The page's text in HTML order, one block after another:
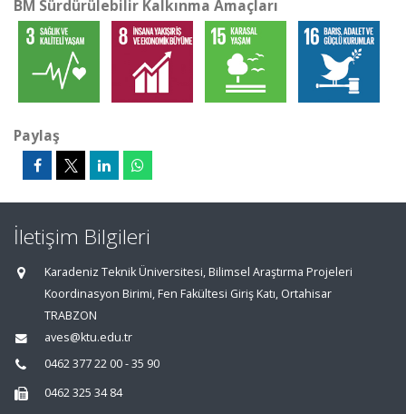
BM Sürdürülebilir Kalkınma Amaçları
Paylaş
İletişim Bilgileri
Karadeniz Teknik Üniversitesi, Bilimsel Araştırma Projeleri
Koordinasyon Birimi, Fen Fakültesi Giriş Katı, Ortahisar
TRABZON
aves@ktu.edu.tr
0462 377 22 00 - 35 90
0462 325 34 84